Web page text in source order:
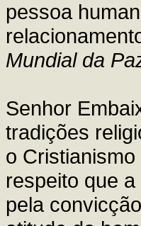
pessoa
Mundial da
Senhor
tradições
o
respeito que
pela